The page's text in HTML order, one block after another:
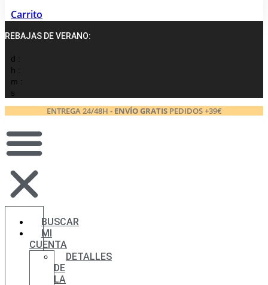
Carrito
REBAJAS DE VERANO:
d :
h :
m :
s
ENTREGA 24/48H - ENVÍO GRATISPEDIDOS +39€
BUSCAR
MI
CUENTA
DETALLES
DE
LA